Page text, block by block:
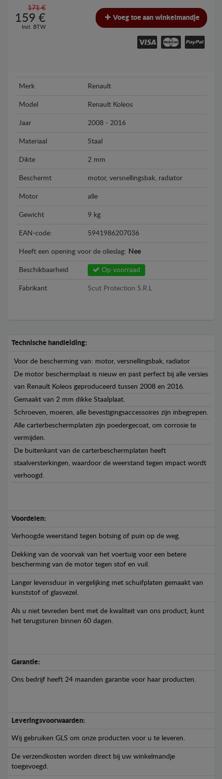
171 €
159 €
Incl. BTW
Voeg toe aan winkelmandje
Merk Renault
Model Renault Koleos
Jaar 2008 - 2016
Materiaal Staal
Dikte 2 mm
Beschermt motor, versnellingsbak, radiator
Motor alle
Gewicht 9 kg
EAN-code: 5941986207036
Heeft een opening voor de olieslag: Nee
Beschikbaarheid Op voorraad
Fabrikant Scut Protection S.R.L
Technische handleiding:
Voor de bescherming van: motor, versnellingsbak, radiator
De motor beschermplaat is nieuw en past perfect bij alle versies
van Renault Koleos geproduceerd tussen 2008 en 2016.
Gemaakt van 2 mm dikke Staalplaat.
Schroeven, moeren, alle bevestigingsaccessoires zijn inbegrepen.
Alle carterbeschermplaten zijn poedergecoat, om corrosie te
vermijden.
De buitenkant van de carterbeschermplaten heeft
staalversterkingen, waardoor de weerstand tegen impact wordt
verhoogd.
Voordelen:
Verhoogde weerstand tegen botsing of puin op de weg.
Dekking van de voorvak van het voertuig voor een betere
bescherming van de motor tegen stof en vuil.
Langer levensduur in vergelijking met schuifplaten gemaakt van
kunststof of glasvezel.
Als u niet tevreden bent met de kwaliteit van ons product, kunt
het terugsturen binnen 60 dagen.
Garantie:
Ons bedrijf heeft 24 maanden garantie voor haar producten.
Leveringsvoorwaarden:
Wij gebruiken GLS om onze producten voor u te leveren.
De verzendkosten worden direct bij uw winkelmandje
toegevoegd.